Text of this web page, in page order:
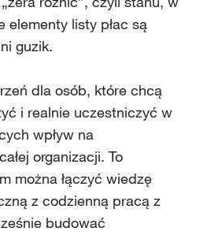
elementy listy płac są
guzik.
dla osób, które chcą
i realnie uczestniczyć w
wpływ na
organizacji. To
można łączyć wiedzę
z codzienną pracą z
budować